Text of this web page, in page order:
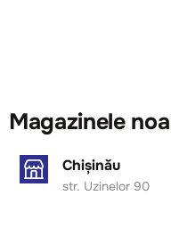
Magazinele
Chișinău
str. Uzinelor 90